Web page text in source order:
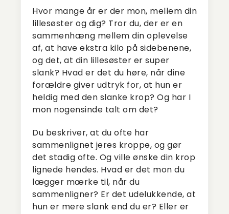
Hvor mange år er der mon, mellem din
lillesøster og dig? Tror du, der er en
sammenhæng mellem din oplevelse
af, at have ekstra kilo på sidebenene,
og det, at din lillesøster er super
slank? Hvad er det du høre, når dine
forældre giver udtryk for, at hun er
heldig med den slanke krop? Og har I
mon nogensinde talt om det?
Du beskriver, at du ofte har
sammenlignet jeres kroppe, og gør
det stadig ofte. Og ville ønske din krop
lignede hendes. Hvad er det mon du
lægger mærke til, når du
sammenligner? Er det udelukkende, at
hun er mere slank end du er? Eller er